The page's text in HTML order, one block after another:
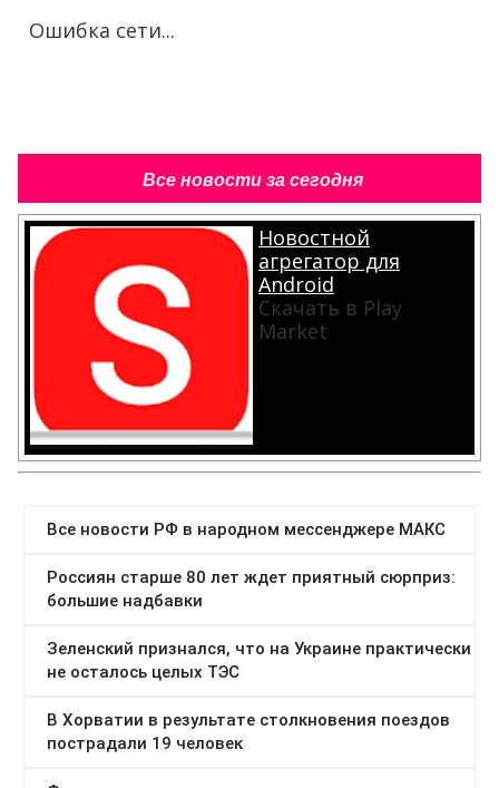
Ошибка сети...
Все новости за сегодня
Новостной
агрегатор для
Android
Скачать в Play
Market